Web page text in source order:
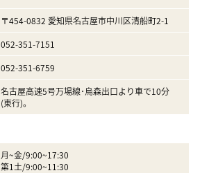
〒454-0832 愛知県名古屋市中川区清船町2-1
052-351-7151
052-351-6759
名古屋高速5号万場線･烏森出口より車で10分
(東行)。
月~金/9:00~17:30
第1土/9:00~11:30